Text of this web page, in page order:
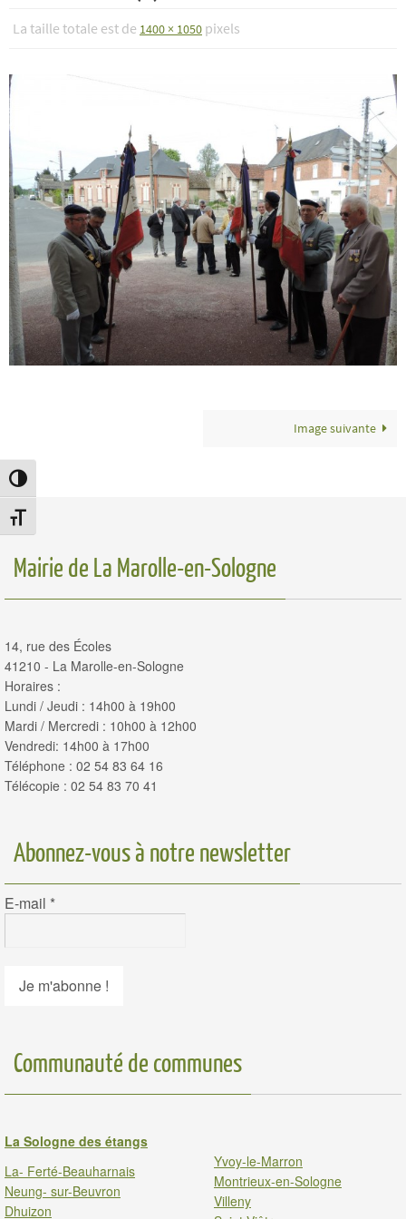
Passer en contraste élevé
Changer la taille de la police
La taille totale est de 1400 × 1050 pixels
Image suivante
Mairie de La Marolle-en-Sologne
14, rue des Écoles
41210 - La Marolle-en-Sologne
Horaires :
Lundi / Jeudi : 14h00 à 19h00
Mardi / Mercredi : 10h00 à 12h00
Vendredi: 14h00 à 17h00
Téléphone : 02 54 83 64 16
Télécopie : 02 54 83 70 41
Abonnez-vous à notre newsletter
E-mail *
Communauté de communes
La Sologne des étangs
La- Ferté-Beauharnais
Neung- sur-Beuvron
Dhuizon
Yvoy-le-Marron
Montrieux-en-Sologne
Villeny